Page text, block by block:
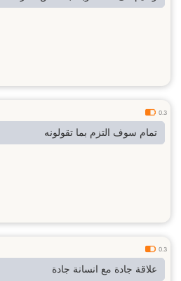
0.3
تمام سوف التزم بما تقولونه
0.3
علاقة جادة مع انسانة جادة